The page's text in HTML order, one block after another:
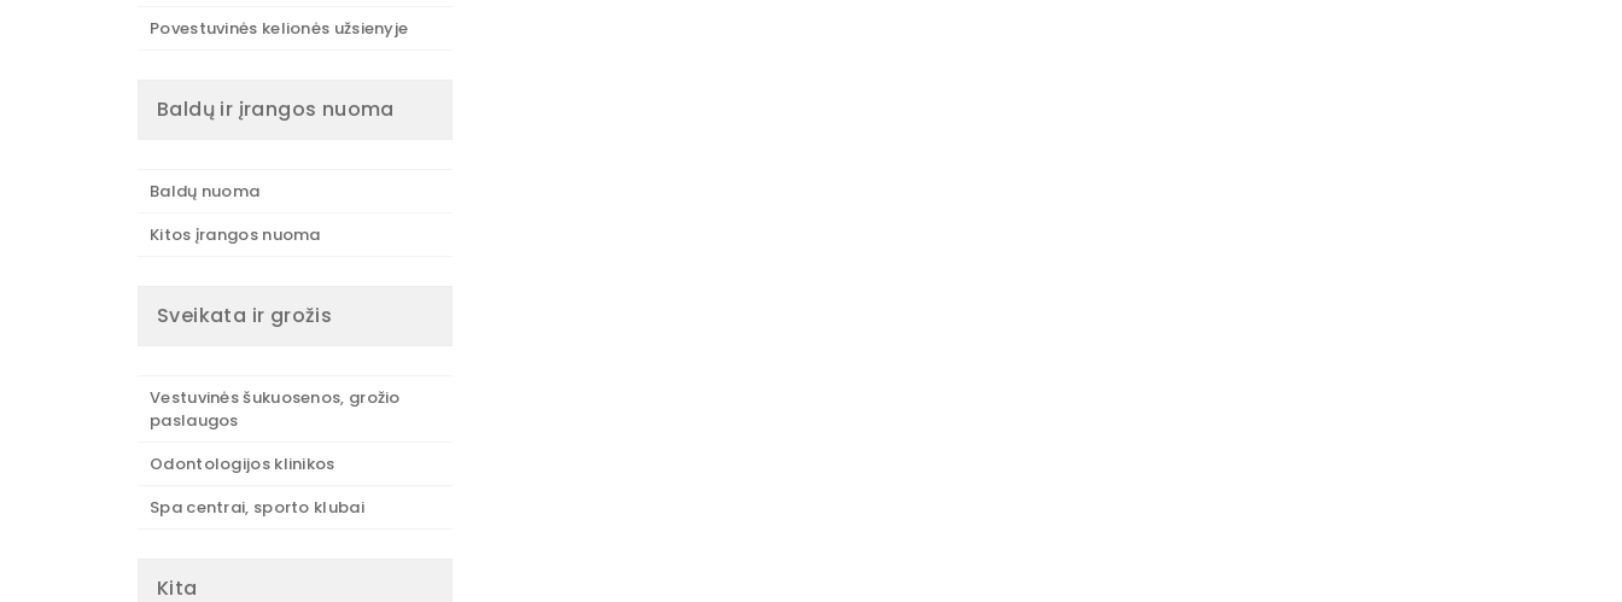
Povestuvinės kelionės užsienyje
Baldų ir įrangos nuoma
Baldų nuoma
Kitos įrangos nuoma
Sveikata ir grožis
Vestuvinės šukuosenos, grožio
paslaugos
Odontologijos klinikos
Spa centrai, sporto klubai
Kita